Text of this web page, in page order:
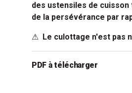
des ustensiles de
de la persévérance par
⚠ Le culottage n'est pas
PDF à télécharger